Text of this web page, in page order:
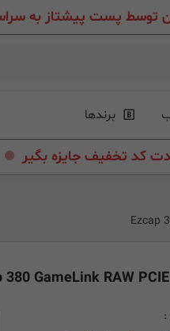
برندها
کد تخفیف جایزه بگیر .
: